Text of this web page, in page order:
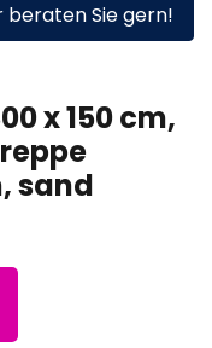
x 150 cm,
sand
beraten Sie gern!